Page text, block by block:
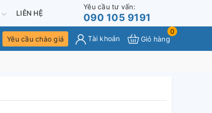
LIÊN HỆ
Yêu cầu tư vấn:
090 105 9191
Yêu cầu chào giá Tài khoản
0
Giỏ hàng